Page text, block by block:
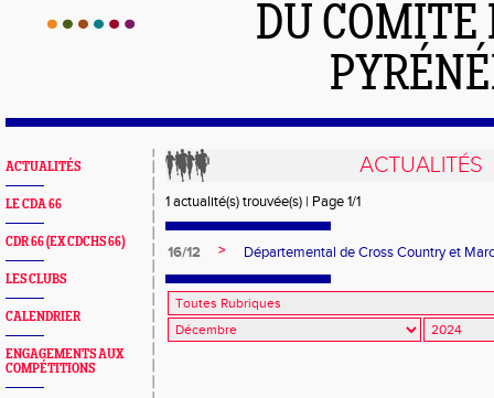
DU
ACTUALITÉS
LE CDA 66
CDR 66 (EX CDCHS 66)
LES CLUBS
CALENDRIER
ENGAGEMENTS AUX
COMPÉTITIONS
ACTUALITÉS
1 actualité(s) trouvée(s) | Page 1/1
16/12 > Départemental de Cross Country et